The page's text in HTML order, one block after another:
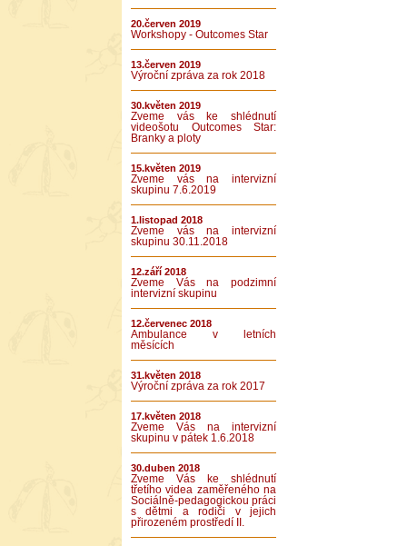
20.červen 2019
Workshopy - Outcomes Star
13.červen 2019
Výroční zpráva za rok 2018
30.květen 2019
Zveme vás ke shlédnutí
videošotu Outcomes Star:
Branky a ploty
15.květen 2019
Zveme vás na intervizní
skupinu 7.6.2019
1.listopad 2018
Zveme vás na intervizní
skupinu 30.11.2018
12.září 2018
Zveme Vás na podzimní
intervizní skupinu
12.červenec 2018
Ambulance v letních
měsících
31.květen 2018
Výroční zpráva za rok 2017
17.květen 2018
Zveme Vás na intervizní
skupinu v pátek 1.6.2018
30.duben 2018
Zveme Vás ke shlédnutí
třetího videa zaměřeného na
Sociálně-pedagogickou práci
s dětmi a rodiči v jejich
přirozeném prostředí II.